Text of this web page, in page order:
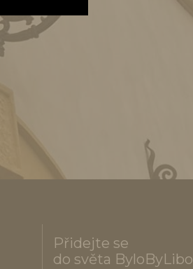
Přidejte se
do světa ByloByLibo